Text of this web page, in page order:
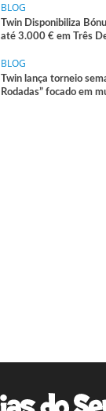
BLOG
Twin Disponibiliza
até 3.000 € em Três
BLOG
Twin lança torneio
Rodadas” focado em